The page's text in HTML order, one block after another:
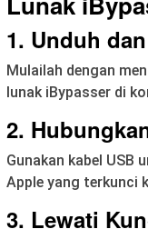
1. Unduh
Mulailah dengan
lunak iBypasser di
2.
Gunakan kabel USB
Apple yang terkunci
3. Lewati